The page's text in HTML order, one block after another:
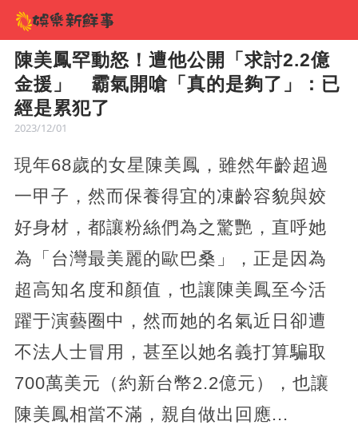
陳美鳳罕動怒！遭他公開「求討2.2億
金援」 霸氣開嗆「真的是夠了」：已
經是累犯了
2023/12/01
現年68歲的女星陳美鳳，雖然年齡超過
一甲子，然而保養得宜的凍齡容貌與姣
好身材，都讓粉絲們為之驚艷，直呼她
為「台灣最美麗的歐巴桑」，正是因為
超高知名度和顏值，也讓陳美鳳至今活
躍于演藝圈中，然而她的名氣近日卻遭
不法人士冒用，甚至以她名義打算騙取
700萬美元（約新台幣2.2億元），也讓
陳美鳳相當不滿，親自做出回應...